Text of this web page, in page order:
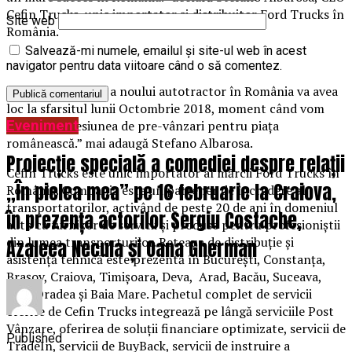
Cefin Trucks, unic importator şi distribuitor Ford Trucks în
România.
„Lansarea oficială a noului autotractor în România va avea
loc la sfarsitul lunii Octombrie 2018, moment când vom
deschide şi sesiunea de pre-vânzari pentru piaţa
românească.” mai adaugă Stefano Albarosa.
Cefin Trucks este unic importator al mărcii Ford Trucks în
România. Compania este un partener de încredere al
transportatorilor, activând de peste 20 de ani în domeniul
auto ca furnizor de servicii şi produse pentru profesioniştii
din lumea transporturilor. Reteaua de distribuţie şi
asistenţă tehnică este prezentă în Bucureşti, Constanţa,
Braşov, Craiova, Timişoara, Deva, Arad, Bacău, Suceava,
Cluj, Oradea şi Baia Mare. Pachetul complet de servicii
oferite de Cefin Trucks integrează pe lângă serviciile Post
Vânzare, oferirea de soluţii financiare optimizate, servicii de
TradeIn, servicii de BuyBack, servicii de instruire a
Site web
Salvează-mi numele, emailul și site-ul web în acest
navigator pentru data viitoare când o să comentez.
Eveniment
Proiecție specială a comediei despre relații
„În pielea mea” pe 16 februarie la Craiova,
în prezența actorilor Sergiu Costache,
Azaleea Necula și Oana Gherman
Published